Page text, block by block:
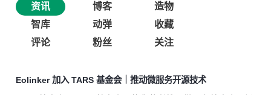
资讯 博客
造物
智库
动弹
收藏
评论
粉丝 关注
Eolinker 加入 TARS 基金会｜推动微服务开源技术